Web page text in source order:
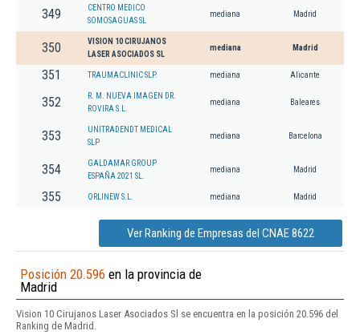
349
CENTRO MEDICO
SOMOSAGUAS SL
mediana Madrid
350
VISION 10 CIRUJANOS
LASER ASOCIADOS SL
mediana Madrid
351 TRAUMACLINIC SLP. mediana Alicante
352
R. M. NUEVA IMAGEN DR.
ROVIRA S.L.
mediana Baleares
353
UNITRADENDT MEDICAL
SLP
mediana Barcelona
354
GALDAMAR GROUP
ESPAÑA 2021 SL.
mediana Madrid
355 ORLINEW S.L. mediana Madrid
Ver Ranking de Empresas del CNAE 8622
Posición 20.596 en la provincia de
Madrid
Vision 10 Cirujanos Laser Asociados Sl se encuentra en la posición 20.596 del
Ranking de Madrid.